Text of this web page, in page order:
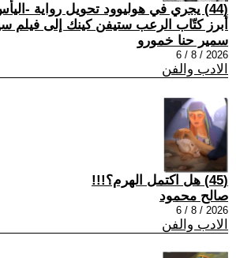
(44) يجري في هوليوود تحويل رواية -
أبرز كتّاب الرعب ستيفن كينك إلى فيلم
سمير حنا خمورو
2026 / 8 / 6
الادب والفن
(45) هل اكتمل الهرم؟!!!
صالح محمود
2026 / 8 / 6
الادب والفن